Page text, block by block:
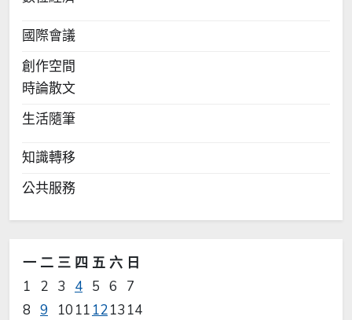
國際會議
創作空間
時論散文
生活隨筆
知識轉移
公共服務
一 二 三 四 五 六 日
1
2 3 4 5 6
7
8 9 10 11 1213 14